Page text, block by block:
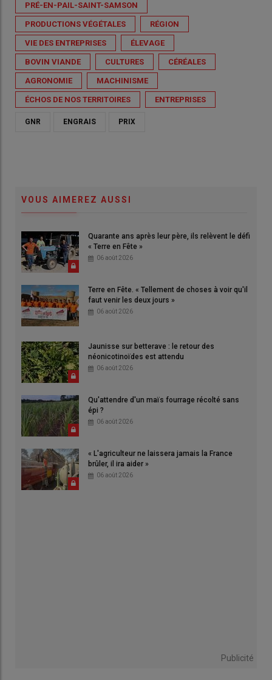
PRÉ-EN-PAIL-SAINT-SAMSON
PRODUCTIONS VÉGÉTALES RÉGION
VIE DES ENTREPRISES ÉLEVAGE
BOVIN VIANDE CULTURES CÉRÉALES
AGRONOMIE MACHINISME
ÉCHOS DE NOS TERRITOIRES ENTREPRISES
GNR ENGRAIS PRIX
VOUS AIMEREZ AUSSI
Quarante ans après leur père, ils relèvent le défi
« Terre en Fête »
06 août 2026
Terre en Fête. « Tellement de choses à voir qu'il
faut venir les deux jours »
06 août 2026
Jaunisse sur betterave : le retour des
néonicotinoïdes est attendu
06 août 2026
Qu'attendre d'un maïs fourrage récolté sans
épi ?
06 août 2026
« L'agriculteur ne laissera jamais la France
brûler, il ira aider »
06 août 2026
Publicité